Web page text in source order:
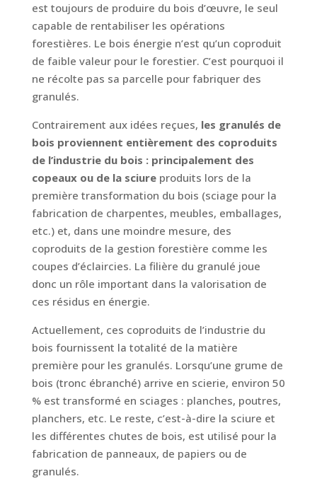
est toujours de produire du bois d’œuvre, le seul
capable de rentabiliser les opérations
forestières. Le bois énergie n’est qu’un coproduit
de faible valeur pour le forestier. C’est pourquoi il
ne récolte pas sa parcelle pour fabriquer des
granulés.
Contrairement aux idées reçues, les granulés de
bois proviennent entièrement des coproduits
de l’industrie du bois : principalement des
copeaux ou de la sciureproduits lors de la
première transformation du bois (sciage pour la
fabrication de charpentes, meubles, emballages,
etc.) et, dans une moindre mesure, des
coproduits de la gestion forestière comme les
coupes d’éclaircies. La filière du granulé joue
donc un rôle important dans la valorisation de
ces résidus en énergie.
Actuellement, ces coproduits de l’industrie du
bois fournissent la totalité de la matière
première pour les granulés. Lorsqu’une grume de
bois (tronc ébranché) arrive en scierie, environ 50
% est transformé en sciages : planches, poutres,
planchers, etc. Le reste, c’est-à-dire la sciure et
les différentes chutes de bois, est utilisé pour la
fabrication de panneaux, de papiers ou de
granulés.